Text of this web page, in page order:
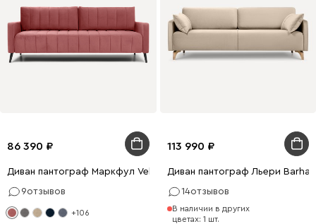
86 390
Диван пантограф Маркфул Velvet Coral
9отзывов
+106
113 990
Диван пантограф Льери
14отзывов
В наличии в других
цветах: 1 шт.